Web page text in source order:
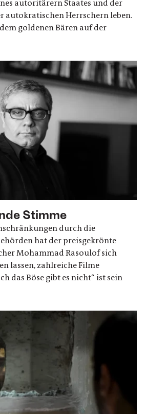
autoritärern Staates und der
autokratischen Herrschern leben.
goldenen Bären auf der
Stimme
durch die
hat der preisgekrönte
Mohammad Rasoulof sich
lassen, zahlreiche Filme
das Böse gibt es nicht“ ist sein